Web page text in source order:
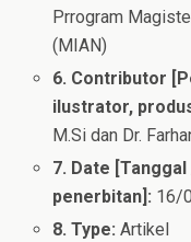
Prrogram
(MIAN)
6. Contributor
ilustrator,
M.Si dan Dr.
7. Date
penerbitan]: 16/
8. Type: Artikel